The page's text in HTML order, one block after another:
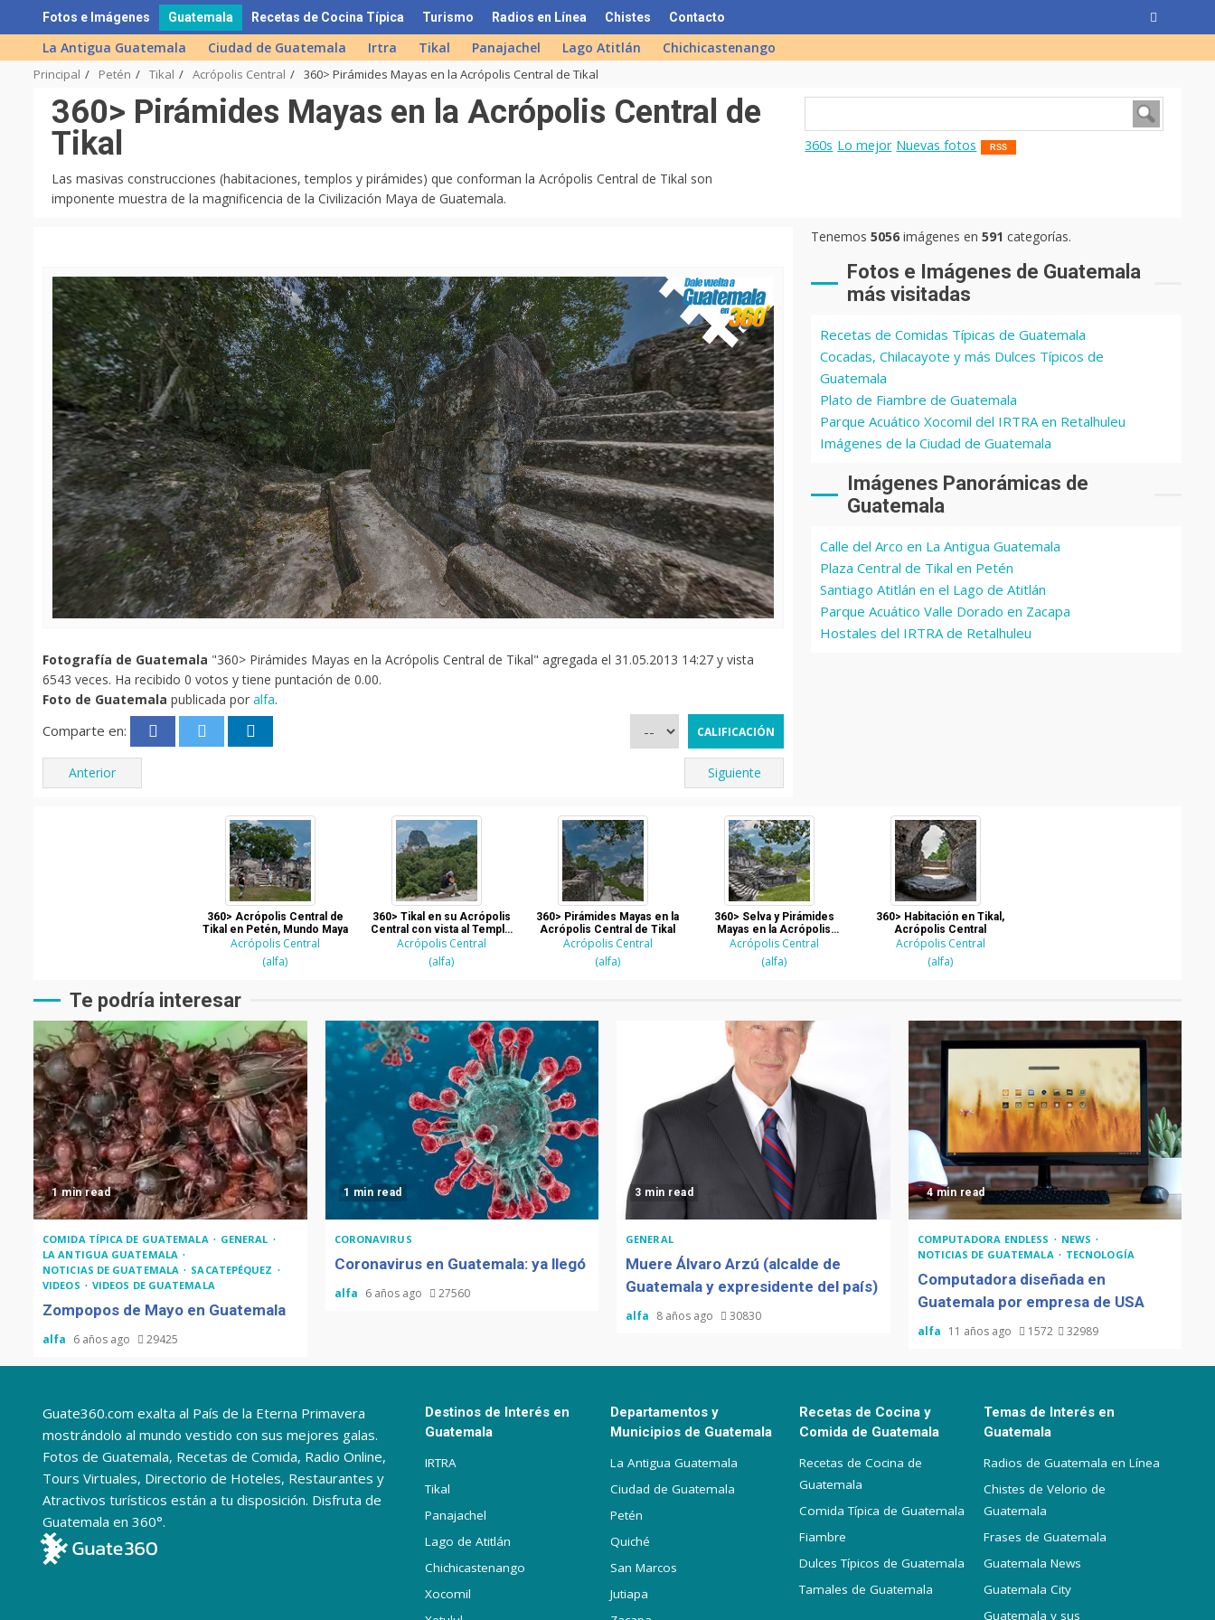
to
content
Fotos e Imágenes Guatemala Recetas de Cocina Típica Turismo Radios en Línea Chistes Contacto
La Antigua Guatemala Ciudad de Guatemala Irtra Tikal Panajachel Lago Atitlán Chichicastenango
Principal Petén Tikal Acrópolis Central 360> Pirámides Mayas en la Acrópolis Central de Tikal
360> Pirámides Mayas en la Acrópolis Central de
Tikal
Las masivas construcciones (habitaciones, templos y pirámides) que conforman la Acrópolis Central de Tikal son
imponente muestra de la magnificencia de la Civilización Maya de Guatemala.
360s Lo mejor Nuevas fotos RSS
Fotografía de Guatemala "360> Pirámides Mayas en la Acrópolis Central de Tikal" agregada el 31.05.2013 14:27 y vista
6543 veces. Ha recibido 0 votos y tiene puntación de 0.00.
Foto de Guatemala publicada por alfa.
Comparte en:
Anterior Siguiente
Tenemos5056 imágenes en591 categorías.
Fotos e Imágenes de Guatemala
más visitadas
Recetas de Comidas Típicas de Guatemala
Cocadas, Chilacayote y más Dulces Típicos de
Guatemala
Plato de Fiambre de Guatemala
Parque Acuático Xocomil del IRTRA en Retalhuleu
Imágenes de la Ciudad de Guatemala
Imágenes Panorámicas de
Guatemala
Calle del Arco en La Antigua Guatemala
Plaza Central de Tikal en Petén
Santiago Atitlán en el Lago de Atitlán
Parque Acuático Valle Dorado en Zacapa
Hostales del IRTRA de Retalhuleu
360> Acrópolis Central de
Tikal en Petén, Mundo Maya
Acrópolis Central
(alfa)
360> Tikal en su Acrópolis
Central con vista al Templo
IV
Acrópolis Central
(alfa)
360> Pirámides Mayas en la
Acrópolis Central de Tikal
Acrópolis Central
(alfa)
360> Selva y Pirámides
Mayas en la Acrópolis
Central de Tikal
Acrópolis Central
(alfa)
360> Habitación en Tikal,
Acrópolis Central
Acrópolis Central
(alfa)
Te podría interesar
1 min read
COMIDA TÍPICA DE GUATEMALA
GENERAL
LA ANTIGUA GUATEMALA
NOTICIAS DE GUATEMALA
SACATEPÉQUEZ
VIDEOS
VIDEOS DE GUATEMALA
Zompopos de Mayo en Guatemala
alfa 6 años ago 29425
1 min read
CORONAVIRUS
Coronavirus en Guatemala: ya llegó
alfa 6 años ago 27560
3 min read
GENERAL
Muere Álvaro Arzú (alcalde de
Guatemala y expresidente del país)
alfa 8 años ago 30830
4 min read
COMPUTADORA ENDLESS
NEWS
NOTICIAS DE GUATEMALA
TECNOLOGÍA
Computadora diseñada en
Guatemala por empresa de USA
alfa 11 años ago 1572 32989
Guate360.com exalta al País de la Eterna Primavera
mostrándolo al mundo vestido con sus mejores galas.
Fotos de Guatemala, Recetas de Comida, Radio Online,
Tours Virtuales, Directorio de Hoteles, Restaurantes y
Atractivos turísticos están a tu disposición. Disfruta de
Guatemala en 360°.
Destinos de Interés en
Guatemala
IRTRA
Tikal
Panajachel
Lago de Atitlán
Chichicastenango
Xocomil
Departamentos y
Municipios de Guatemala
La Antigua Guatemala
Ciudad de Guatemala
Petén
Quiché
San Marcos
Jutiapa
Recetas de Cocina y
Comida de Guatemala
Recetas de Cocina de
Guatemala
Comida Típica de Guatemala
Fiambre
Dulces Típicos de Guatemala
Tamales de Guatemala
Temas de Interés en
Guatemala
Radios de Guatemala en Línea
Chistes de Velorio de
Guatemala
Frases de Guatemala
Guatemala News
Guatemala City
Guatemala y sus